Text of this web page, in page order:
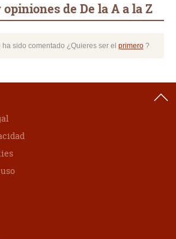
de De la A a la Z
sido comentado ¿Quieres ser el primero?